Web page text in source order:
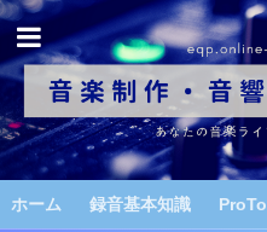
ホーム 録音基本知識